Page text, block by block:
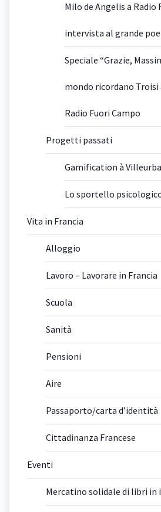
Milo de Angelis a Radio
intervista al grande
Speciale “Grazie,
mondo ricordano
Radio Fuori Campo
Progetti passati
Gamification à
Lo sportello
Vita in Francia
Alloggio
Lavoro – Lavorare in Francia
Scuola
Sanità
Pensioni
Aire
Passaporto/carta d’identità
Cittadinanza Francese
Eventi
Mercatino solidale di libri in